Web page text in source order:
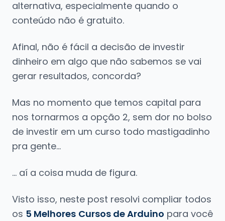
alternativa, especialmente quando o
conteúdo não é gratuito.
Afinal, não é fácil a decisão de investir
dinheiro em algo que não sabemos se vai
gerar resultados, concorda?
Mas no momento que temos capital para
nos tornarmos a opção 2, sem dor no bolso
de investir em um curso todo mastigadinho
pra gente…
… aí a coisa muda de figura.
Visto isso, neste post resolvi compliar todos
os 5 Melhores Cursos de Arduino para você